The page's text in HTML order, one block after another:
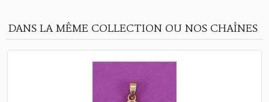
DANS LA MÊME COLLECTION OU NOS CHAÎNES